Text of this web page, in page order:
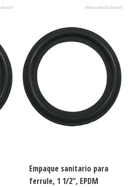
Empaque sanitario para
ferrule, 1 1/2″, EPDM